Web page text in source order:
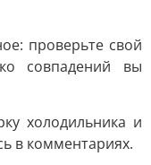
проверьте свой
совпадений вы
холодильника и
в комментариях.